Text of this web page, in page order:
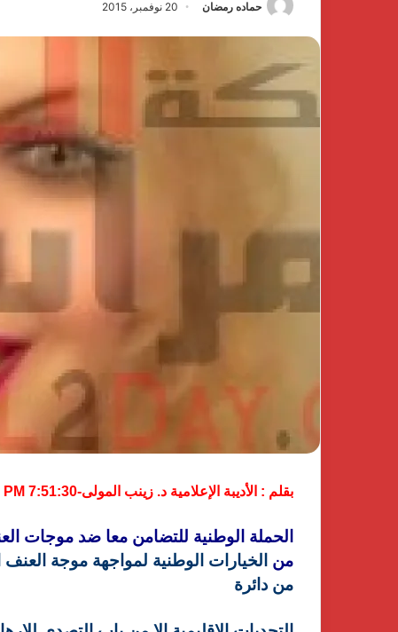
حماده رمضان 20 نوفمبر، 2015
بقلم : الأديبة الإعلامية د. زينب المولى-7:51:30 PM
الحملة الوطنية للتضامن معا ضد موجات
من الخيارات الوطنية لمواجهة موجة
من دائرة